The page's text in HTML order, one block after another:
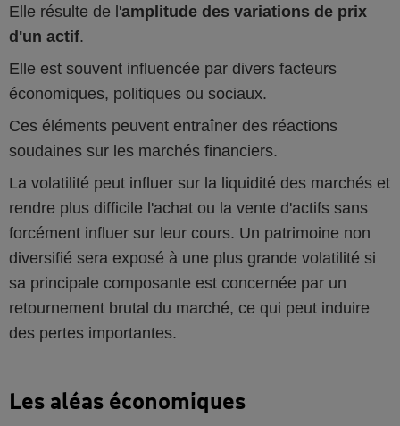
Elle résulte de l'amplitude des variations de prix
d'un actif.
Elle est souvent influencée par divers facteurs
économiques, politiques ou sociaux.
Ces éléments peuvent entraîner des réactions
soudaines sur les marchés financiers.
La volatilité peut influer sur la liquidité des marchés et
rendre plus difficile l'achat ou la vente d'actifs sans
forcément influer sur leur cours. Un patrimoine non
diversifié sera exposé à une plus grande volatilité si
sa principale composante est concernée par un
retournement brutal du marché, ce qui peut induire
des pertes importantes.
Les aléas économiques